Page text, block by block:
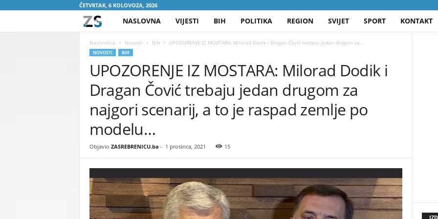
ČETVRTAK, 6 KOLOVOZA, 2026
A
S
E
B
R
N
I
NASLOVNA VIJESTI BIH POLITIKA REGION SVIJET SPORT KONTAKT
Naslovnica Novosti BiH UPOZORENJE IZ MOSTARA: Milorad Dodik i Dragan Čović trebaju jedan drugom za...
NOVOSTI BIH
UPOZORENJE IZ MOSTARA: Milorad Dodik i
Dragan Čović trebaju jedan drugom za
najgori scenarij, a to je raspad zemlje po
modelu…
Objavio ZASREBRENICU.ba - 1 prosinca, 2021 15